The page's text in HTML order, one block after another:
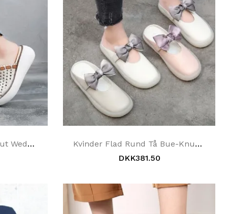
Læder Vintage Hollow Out Wedge Kvinder Casual Hjemmesko
Kvinder Flad Rund Tå Bue-Knude Plus Størrelse 34-43 Casual Hjemmesko
DKK381.50